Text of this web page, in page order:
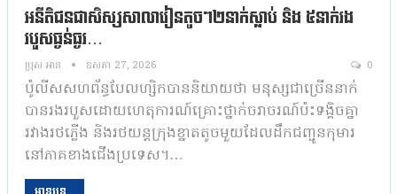
អនីតិជនជាសិស្សសាលារៀនតូចៗ២នាក់ស្លាប់ និង ៥នាក់រង
របួសធ្ងន់ធ្ងរ…
ប្រុស អាន ឧសភា 27, 2026 0
ប៉ូលីសសហព័ន្ធបែលហ្សិកបាននិយាយថា មនុស្សជាច្រើននាក់
បានរងរបួសដោយហេតុការណ៍គ្រោះថ្នាក់ចរាចរណ៍ប៉ះទង្គិចគ្នា
រវាងរថភ្លើង និងរថយន្តក្រុងខ្នាតតូចមួយដែលដឹកជញ្ជូនកុមារ
នៅភាគខាងជើងប្រទេស។…